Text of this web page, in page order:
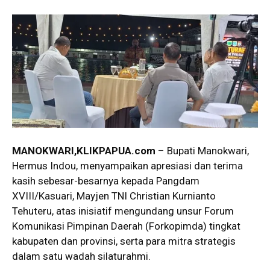
MANOKWARI,KLIKPAPUA.com – Bupati Manokwari,
Hermus Indou, menyampaikan apresiasi dan terima
kasih sebesar-besarnya kepada Pangdam
XVIII/Kasuari, Mayjen TNI Christian Kurnianto
Tehuteru, atas inisiatif mengundang unsur Forum
Komunikasi Pimpinan Daerah (Forkopimda) tingkat
kabupaten dan provinsi, serta para mitra strategis
dalam satu wadah silaturahmi.